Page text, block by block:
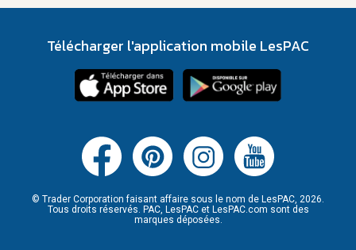
Télécharger l'application mobile LesPAC
© Trader Corporation faisant affaire sous le nom de LesPAC, 2026.
Tous droits réservés. PAC, LesPAC et LesPAC.com sont des
marques déposées.